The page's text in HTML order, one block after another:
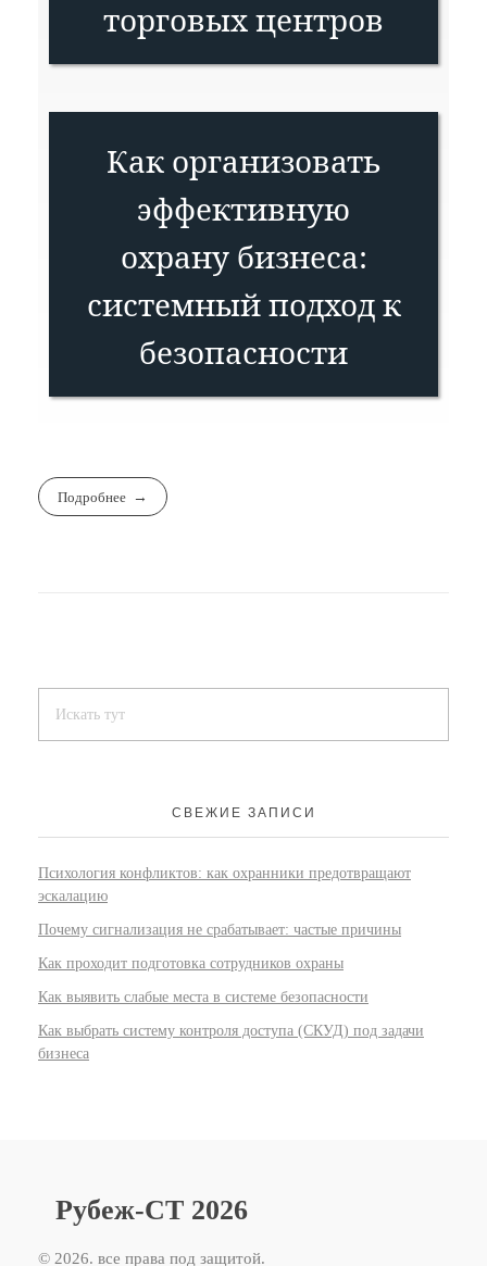
торговых центров
Как организовать
эффективную
охрану бизнеса:
системный подход к
безопасности
Подробнее
СВЕЖИЕ ЗАПИСИ
Психология конфликтов: как охранники предотвращают
эскалацию
Почему сигнализация не срабатывает: частые причины
Как проходит подготовка сотрудников охраны
Как выявить слабые места в системе безопасности
Как выбрать систему контроля доступа (СКУД) под задачи
бизнеса
Рубеж-СТ 2026
© 2026. все права под защитой.